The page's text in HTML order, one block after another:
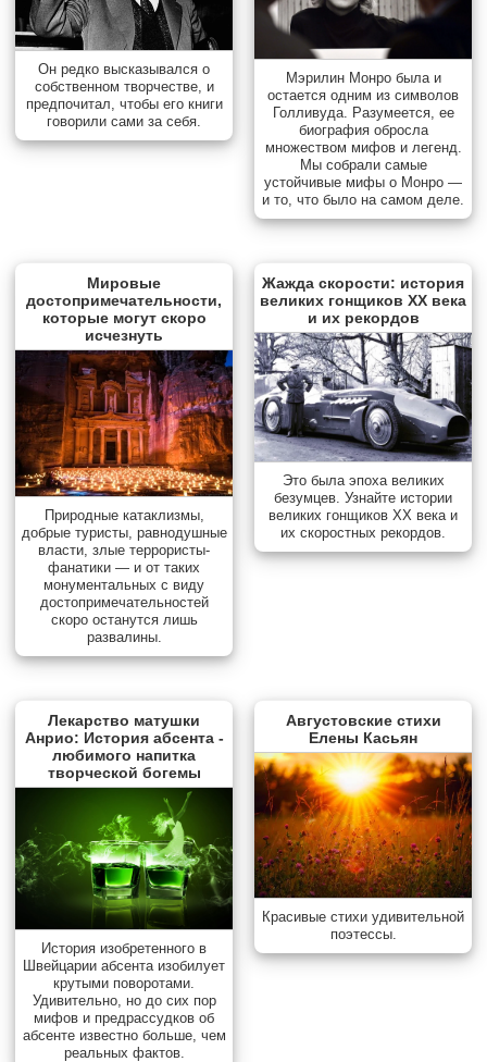
Он редко высказывался о
собственном творчестве, и
предпочитал, чтобы его книги
говорили сами за себя.
Мэрилин Монро была и
остается одним из символов
Голливуда. Разумеется, ее
биография обросла
множеством мифов и легенд.
Мы собрали самые
устойчивые мифы о Монро —
и то, что было на самом деле.
Мировые
достопримечательности,
которые могут скоро
исчезнуть
Природные катаклизмы,
добрые туристы, равнодушные
власти, злые террористы-
фанатики — и от таких
монументальных с виду
достопримечательностей
скоро останутся лишь
развалины.
Жажда скорости: история
великих гонщиков XX века
и их рекордов
Это была эпоха великих
безумцев. Узнайте истории
великих гонщиков XX века и
их скоростных рекордов.
Лекарство матушки
Анрио: История абсента -
любимого напитка
творческой богемы
История изобретенного в
Швейцарии абсента изобилует
крутыми поворотами.
Удивительно, но до сих пор
мифов и предрассудков об
абсенте известно больше, чем
реальных фактов.
Августовские стихи
Елены Касьян
Красивые стихи удивительной
поэтессы.